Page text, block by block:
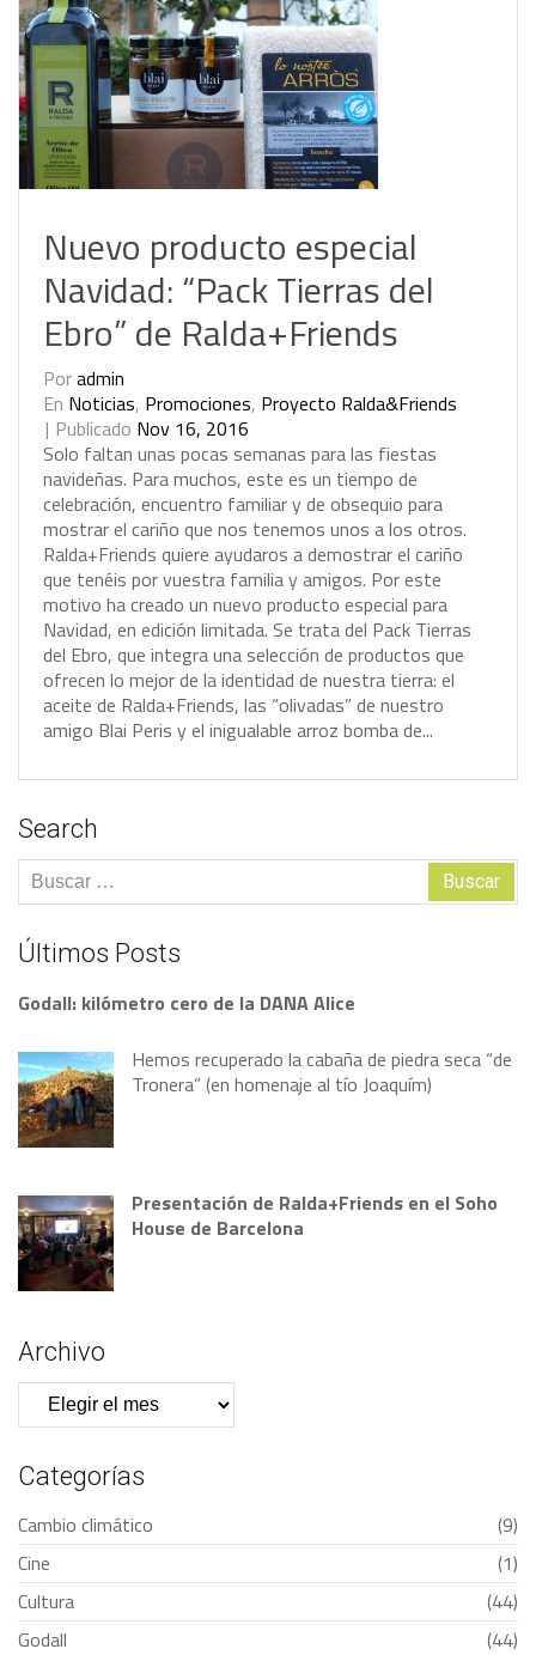
Nuevo producto especial
Navidad: “Pack Tierras del
Ebro” de Ralda+Friends
Poradmin
En Noticias, Promociones, Proyecto Ralda&Friends
Publicado Nov 16, 2016
Solo faltan unas pocas semanas paralas fiestas
navideñas. Paramuchos, este es un tiempo de
celebración, encuentro familiaryde obsequio para
mostrarel cariño que nos tenemos unos alos otros.
Ralda+Friends quiere ayudaros ademostrarel cariño
que tenéis porvuestra familiayamigos. Poreste
motivo hacreado un nuevo producto especial para
Navidad, en edición limitada. Se tratadel Pack Tierras
del Ebro, que integrauna selección de productos que
ofrecen lo mejorde laidentidad de nuestra tierra: el
aceite de Ralda+Friends, las “olivadas”de nuestro
amigo Blai Peris yel inigualable arroz bombade...
Search
Buscar:
Últimos Posts
Godall: kilómetro cero de la DANA Alice
Hemos recuperado la cabaña de piedra seca “de
Tronera” (en homenaje al tío Joaquím)
Presentación de Ralda+Friends en el Soho
House de Barcelona
Archivo
Archivo
Categorías
Cambio climático
(9)
Cine
(1)
Cultura
(44)
Godall
(44)